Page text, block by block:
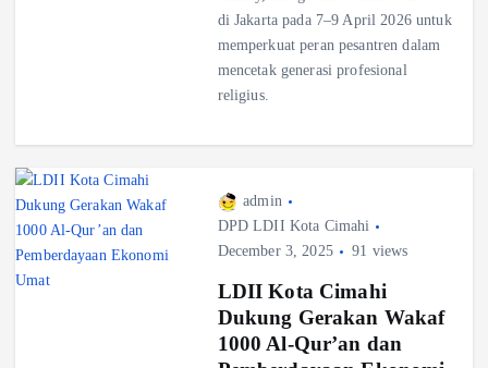
di Jakarta pada 7–9 April 2026 untuk
memperkuat peran pesantren dalam
mencetak generasi profesional
religius.
admin
DPD LDII Kota Cimahi
December 3, 2025
91 views
LDII Kota Cimahi
Dukung Gerakan Wakaf
1000 Al-Qur’an dan